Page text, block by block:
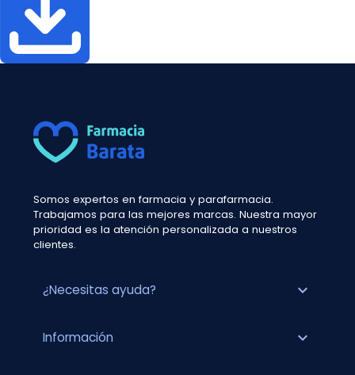
Somos expertos en farmacia y parafarmacia.
Trabajamos para las mejores marcas. Nuestra mayor
prioridad es la atención personalizada a nuestros
clientes.
¿Necesitas ayuda? expand_more
Información expand_more